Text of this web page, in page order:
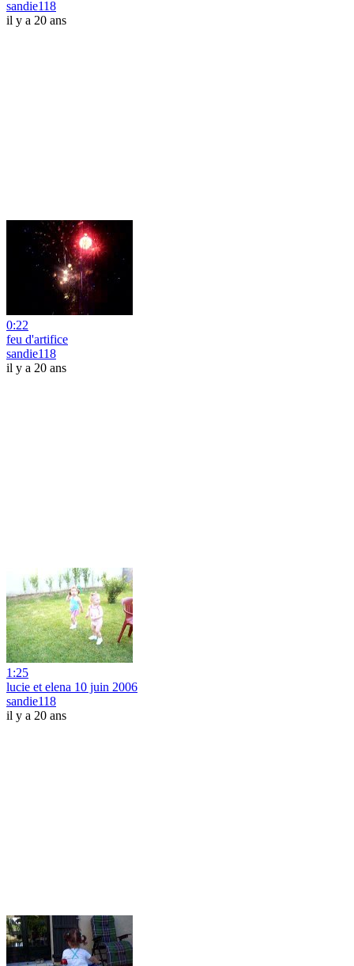
sandie118
il y a 20 ans
0:22
feu d'artifice
sandie118
il y a 20 ans
1:25
lucie et elena 10 juin 2006
sandie118
il y a 20 ans